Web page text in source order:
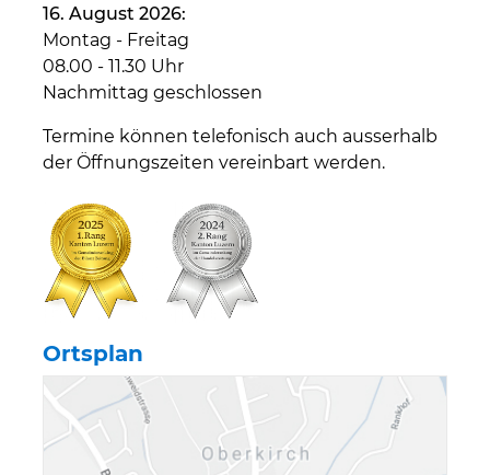
16. August 2026:
Montag - Freitag
08.00 - 11.30 Uhr
Nachmittag geschlossen
Termine können telefonisch auch ausserhalb
der Öffnungszeiten vereinbart werden.
Ortsplan